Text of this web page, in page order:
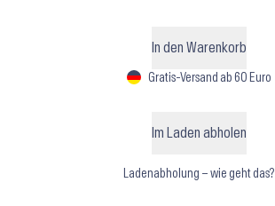
In den Warenkorb
Gratis-Versand ab 60 Euro
Im Laden abholen
Ladenabholung – wie geht das?